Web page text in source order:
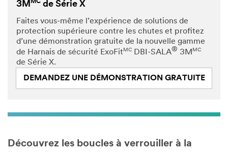
3M MCde Série X
Faites vous-même l’expérience de solutions de
protection supérieure contre les chutes et profitez
d’une démonstration gratuite de la nouvelle gamme
de Harnais de sécurité ExoFit MCDBI-SALA® 3M MC
de Série X.
DEMANDEZ UNE DÉMONSTRATION GRATUITE
Découvrez les boucles à verrouiller à la